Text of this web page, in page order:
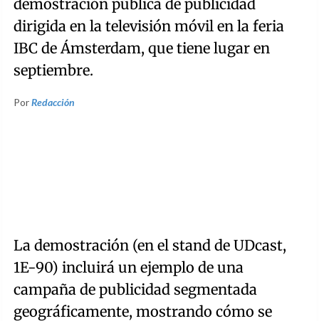
demostración pública de publicidad
dirigida en la televisión móvil en la feria
IBC de Ámsterdam, que tiene lugar en
septiembre.
PorRedacción
La demostración (en el stand de UDcast,
1E-90) incluirá un ejemplo de una
campaña de publicidad segmentada
geográficamente, mostrando cómo se